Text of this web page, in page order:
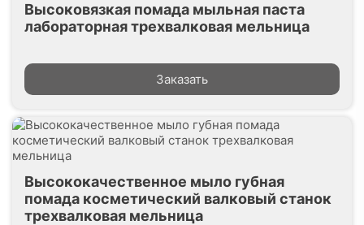
Высоковязкая помада мыльная паста
лабораторная трехвалковая мельница
Заказать
Высококачественное мыло губная
помада косметический валковый станок
трехвалковая мельница